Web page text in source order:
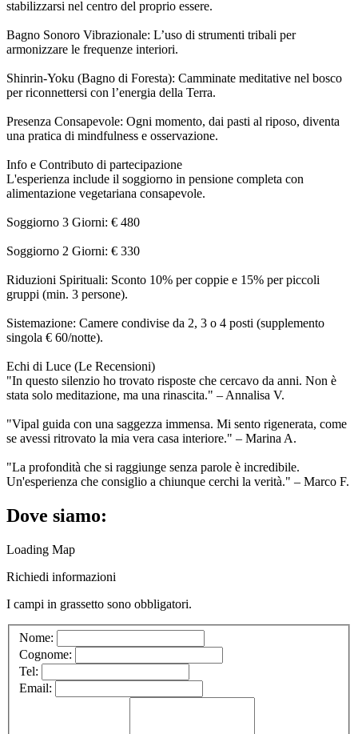
stabilizzarsi nel centro del proprio essere.
Bagno Sonoro Vibrazionale: L’uso di strumenti tribali per
armonizzare le frequenze interiori.
Shinrin-Yoku (Bagno di Foresta): Camminate meditative nel bosco
per riconnettersi con l’energia della Terra.
Presenza Consapevole: Ogni momento, dai pasti al riposo, diventa
una pratica di mindfulness e osservazione.
Info e Contributo di partecipazione
L'esperienza include il soggiorno in pensione completa con
alimentazione vegetariana consapevole.
Soggiorno 3 Giorni: € 480
Soggiorno 2 Giorni: € 330
Riduzioni Spirituali: Sconto 10% per coppie e 15% per piccoli
gruppi (min. 3 persone).
Sistemazione: Camere condivise da 2, 3 o 4 posti (supplemento
singola € 60/notte).
Echi di Luce (Le Recensioni)
"In questo silenzio ho trovato risposte che cercavo da anni. Non è
stata solo meditazione, ma una rinascita." – Annalisa V.
"Vipal guida con una saggezza immensa. Mi sento rigenerata, come
se avessi ritrovato la mia vera casa interiore." – Marina A.
"La profondità che si raggiunge senza parole è incredibile.
Un'esperienza che consiglio a chiunque cerchi la verità." – Marco F.
Dove siamo:
Loading Map
Richiedi informazioni
I campi in grassetto sono obbligatori.
Nome:
Cognome:
Tel:
Email: